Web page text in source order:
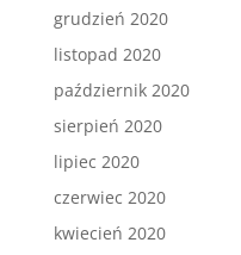
grudzień 2020
listopad 2020
październik 2020
sierpień 2020
lipiec 2020
czerwiec 2020
kwiecień 2020